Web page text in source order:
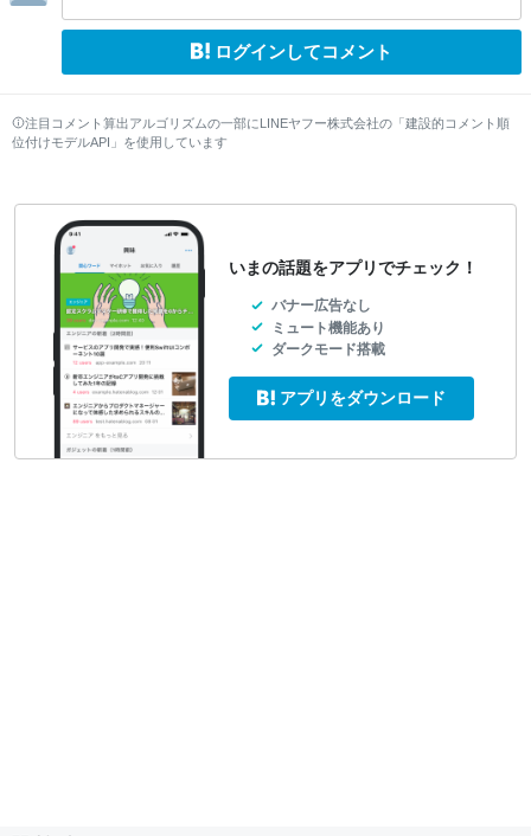
ログインしてコメント
注目コメント算出アルゴリズムの一部にLINEヤフー株式会社の「建設的コメント順
位付けモデルAPI」を使用しています
いまの話題をアプリでチェック！
バナー広告なし
ミュート機能あり
ダークモード搭載
アプリをダウンロード